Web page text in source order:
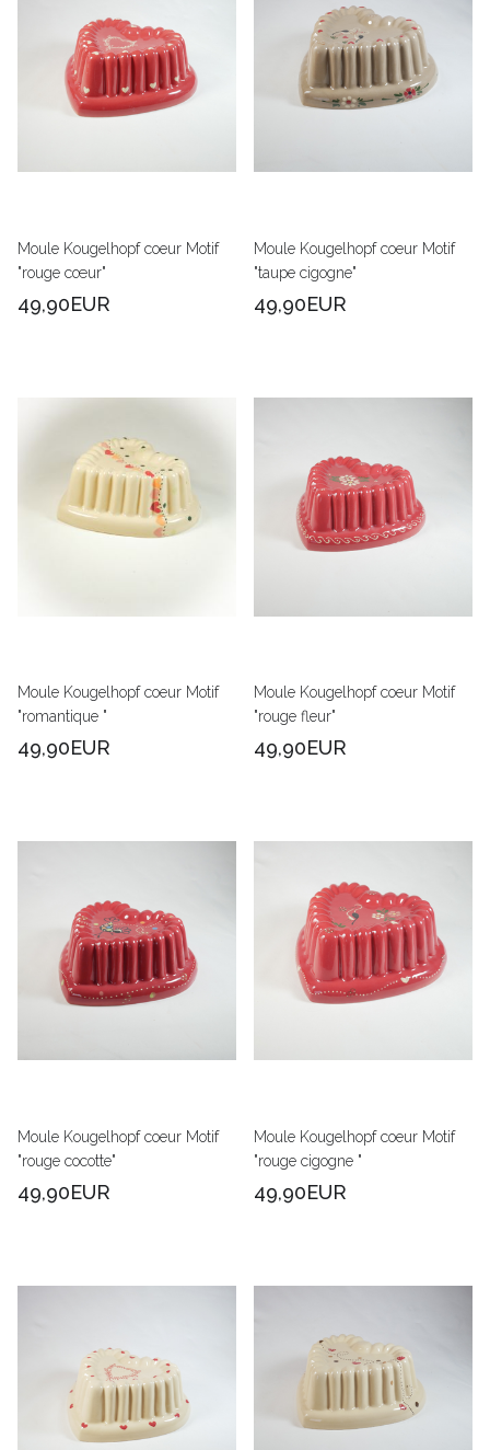
Moule Kougelhopf coeur Motif
"rouge cœur"
49,90EUR
Moule Kougelhopf coeur Motif
"taupe cigogne"
49,90EUR
Moule Kougelhopf coeur Motif
"romantique "
49,90EUR
Moule Kougelhopf coeur Motif
"rouge fleur"
49,90EUR
Moule Kougelhopf coeur Motif
"rouge cocotte"
49,90EUR
Moule Kougelhopf coeur Motif
"rouge cigogne "
49,90EUR